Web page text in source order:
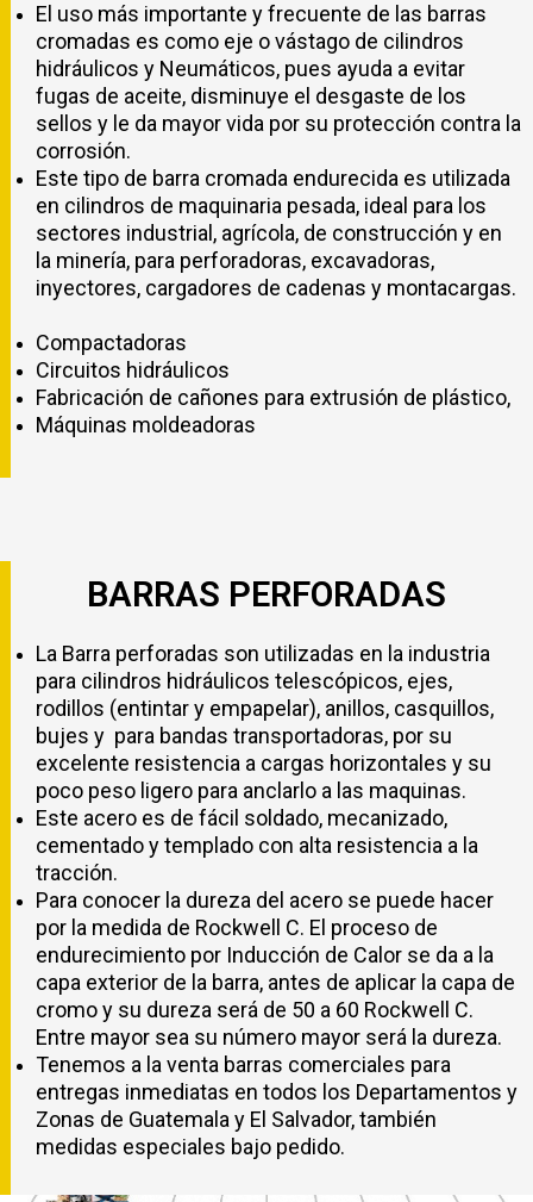
El uso más importante y frecuente de las barras
cromadas es como eje o vástago de cilindros
hidráulicos y Neumáticos, pues ayuda a evitar
fugas de aceite, disminuye el desgaste de los
sellos y le da mayor vida por su protección contra la
corrosión.
Este tipo de barra cromada endurecida es utilizada
en cilindros de maquinaria pesada, ideal para los
sectores industrial, agrícola, de construcción y en
la minería, para perforadoras, excavadoras,
inyectores, cargadores de cadenas y montacargas.
Compactadoras
Circuitos hidráulicos
Fabricación de cañones para extrusión de plástico,
Máquinas moldeadoras
BARRAS PERFORADAS
La Barra perforadas son utilizadas en la industria
para cilindros hidráulicos telescópicos, ejes,
rodillos (entintar y empapelar), anillos, casquillos,
bujes y para bandas transportadoras, por su
excelente resistencia a cargas horizontales y su
poco peso ligero para anclarlo a las maquinas.
Este acero es de fácil soldado, mecanizado,
cementado y templado con alta resistencia a la
tracción.
Para conocer la dureza del acero se puede hacer
por la medida de Rockwell C. El proceso de
endurecimiento por Inducción de Calor se da a la
capa exterior de la barra, antes de aplicar la capa de
cromo y su dureza será de 50 a 60 Rockwell C.
Entre mayor sea su número mayor será la dureza.
Tenemos a la venta barras comerciales para
entregas inmediatas en todos los Departamentos y
Zonas de Guatemala y El Salvador, también
medidas especiales bajo pedido.